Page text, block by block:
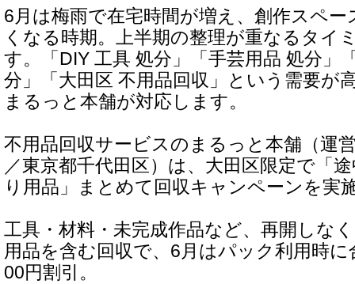
6月は梅雨で在宅時間が増え、創作スペ
くなる時期。上半期の整理が重なるタイ
す。「DIY 工具 処分」「手芸用品 処分」
分」「大田区 不用品回収」という需要が
まるっと本舗が対応します。
不用品回収サービスのまるっと本舗（運
／東京都千代田区）は、大田区限定で「
り用品」まとめて回収キャンペーンを実
工具・材料・未完成作品など、再開しな
用品を含む回収で、6月はパック利用時
00円割引。